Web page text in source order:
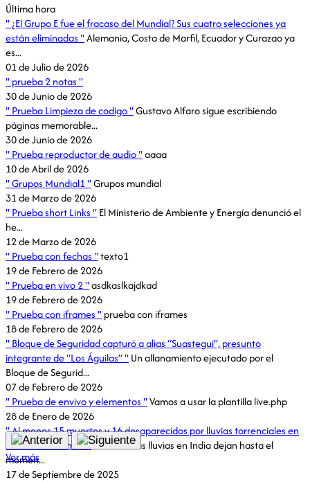
Última hora
¿El Grupo E fue el fracaso del Mundial? Sus cuatro selecciones ya
están eliminadas
Alemania, Costa de Marfil, Ecuador y Curazao ya
es...
01 de Julio de 2026
prueba 2 notas
30 de Junio de 2026
Prueba Limpieza de codigo Gustavo Alfaro sigue escribiendo
páginas memorable...
30 de Junio de 2026
Prueba reproductor de audio aaaa
10 de Abril de 2026
Grupos Mundial1 Grupos mundial
31 de Marzo de 2026
Prueba short Links
El Ministerio de Ambiente y Energía denunció el
he...
12 de Marzo de 2026
Prueba con fechas
texto1
19 de Febrero de 2026
Prueba en vivo 2 asdkaslkajdkad
19 de Febrero de 2026
Prueba con iframes
prueba con iframes
18 de Febrero de 2026
Bloque de Seguridad capturó a alias “Suastegui”, presunto
integrante de “Los Águilas”
Un allanamiento ejecutado por el
Bloque de Segurid...
07 de Febrero de 2026
Prueba de envivo y elementos
Vamos a usar la plantilla live.php
28 de Enero de 2026
Al menos 15 muertos y 16 desaparecidos por lluvias torrenciales en
el norte de la India Las intensas lluvias en India dejan hasta el
momen...
17 de Septiembre de 2025
Ver más